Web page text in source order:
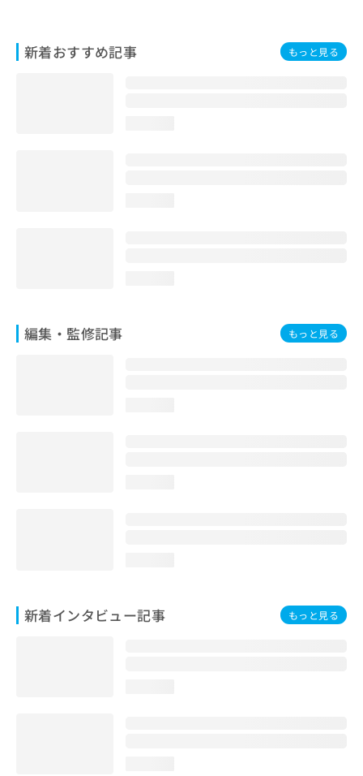
新着おすすめ記事 もっと見る
編集・監修記事 もっと見る
新着インタビュー記事 もっと見る
い
合